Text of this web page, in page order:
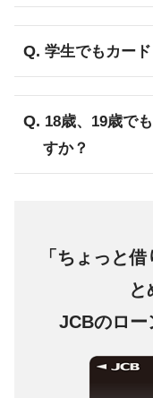
学生でもカー
18歳、19歳で
すか？
「ちょっと
と
JCBのロー